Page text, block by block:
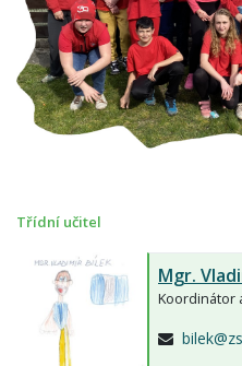
Třídní učitel
Mgr.
Koordinátor